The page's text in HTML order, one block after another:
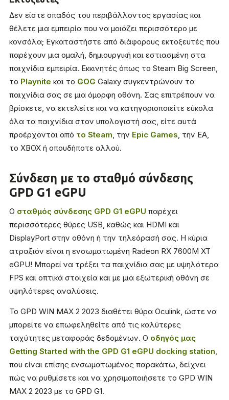
Δεν είστε οπαδός του περιβάλλοντος εργασίας και
θέλετε μια εμπειρία που να μοιάζει περισσότερο με
κονσόλα; Εγκαταστήστε από διάφορους εκτοξευτές που
παρέχουν μια ομαλή, δημιουργική και εστιασμένη στα
παιχνίδια εμπειρία. Εκκινητές όπως το Steam Big Screen,
το Playnite και το GOG Galaxy συγκεντρώνουν τα
παιχνίδια σας σε μια όμορφη οθόνη. Σας επιτρέπουν να
βρίσκετε, να εκτελείτε και να κατηγοριοποιείτε εύκολα
όλα τα παιχνίδια στον υπολογιστή σας, είτε αυτά
προέρχονται από το Steam, την Epic Games, την EA,
το XBOX ή οπουδήποτε αλλού.
Σύνδεση με το σταθμό σύνδεσης
GPD G1 eGPU
Ο σταθμός σύνδεσης GPD G1 eGPU παρέχει
περισσότερες θύρες USB, καθώς και HDMI και
DisplayPort στην οθόνη ή την τηλεόρασή σας. Η κύρια
ατραξιόν είναι η ενσωματωμένη Radeon RX 7600M XT
eGPU! Μπορεί να τρέξει τα παιχνίδια σας με υψηλότερα
FPS και οπτικά στοιχεία και με μια εξωτερική οθόνη σε
υψηλότερες αναλύσεις.
Το GPD WIN MAX 2 2023 διαθέτει θύρα Oculink, ώστε να
μπορείτε να επωφεληθείτε από τις καλύτερες
ταχύτητες μεταφοράς δεδομένων. Ο οδηγός μας
Getting Started with the GPD G1 eGPU docking station,
που είναι επίσης ενσωματωμένος παρακάτω, δείχνει
πώς να ρυθμίσετε και να χρησιμοποιήσετε το GPD WIN
MAX 2 2023 με το GPD G1.